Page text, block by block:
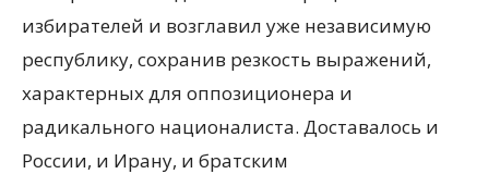
избирателей и возглавил уже независимую
республику, сохранив резкость выражений,
характерных для оппозиционера и
радикального националиста. Доставалось и
России, и Ирану, и братским